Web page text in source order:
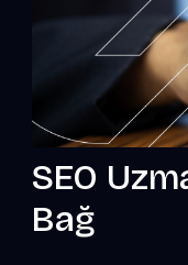
SEO
Bağ